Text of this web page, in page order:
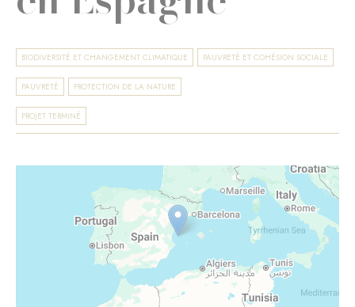
BIODIVERSITÉ ET CHANGEMENT CLIMATIQUE PAUVRETÉ ET COHÉSION SOCIALE
PAUVRETÉ PROTECTION DE LA NATURE
PROJET TERMINÉ